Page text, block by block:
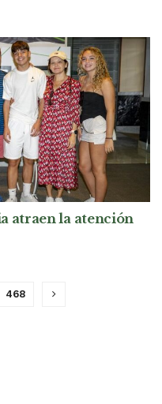
atraen la atención
468